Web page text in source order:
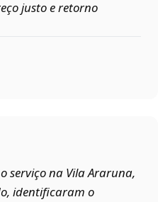
justo e retorno
serviço na Vila Araruna,
identificaram o